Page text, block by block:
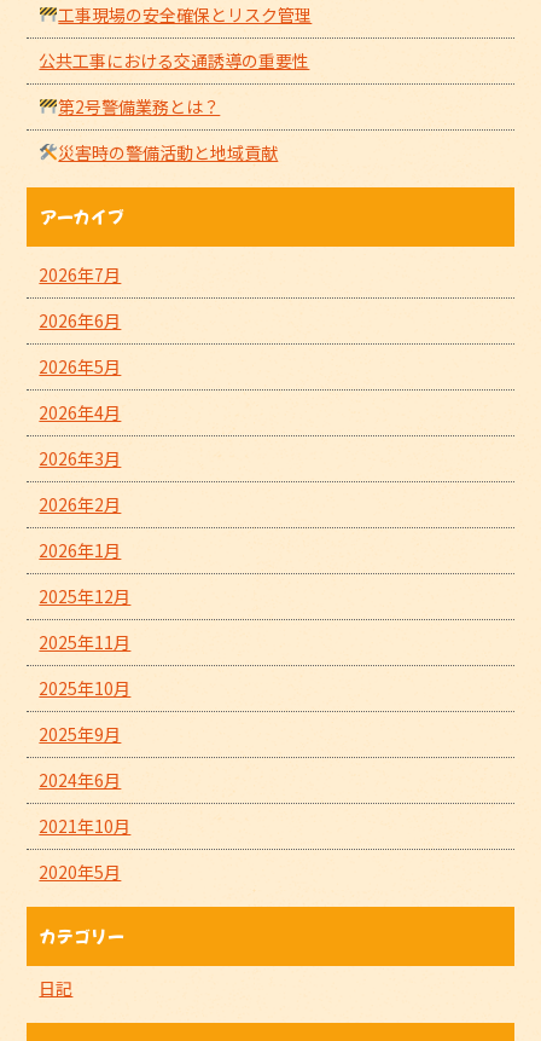
工事現場の安全確保とリスク管理
公共工事における交通誘導の重要性
第2号警備業務とは？
災害時の警備活動と地域貢献
アーカイブ
2026年7月
2026年6月
2026年5月
2026年4月
2026年3月
2026年2月
2026年1月
2025年12月
2025年11月
2025年10月
2025年9月
2024年6月
2021年10月
2020年5月
カテゴリー
日記